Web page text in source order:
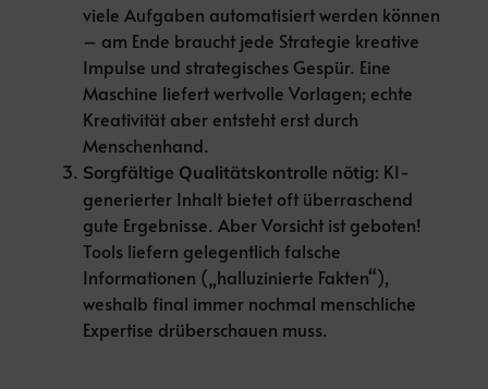
viele Aufgaben automatisiert werden können
– am Ende braucht jede Strategie kreative
Impulse und strategisches Gespür. Eine
Maschine liefert wertvolle Vorlagen; echte
Kreativität aber entsteht erst durch
Menschenhand.
Sorgfältige Qualitätskontrolle nötig: KI-
generierter Inhalt bietet oft überraschend
gute Ergebnisse. Aber Vorsicht ist geboten!
Tools liefern gelegentlich falsche
Informationen („halluzinierte Fakten“),
weshalb final immer nochmal menschliche
Expertise drüberschauen muss.